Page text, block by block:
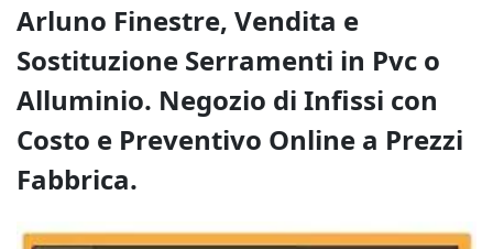
Arluno Finestre, Vendita e
Sostituzione Serramenti in Pvc o
Alluminio. Negozio di Infissi con
Costo e Preventivo Online a Prezzi
Fabbrica.